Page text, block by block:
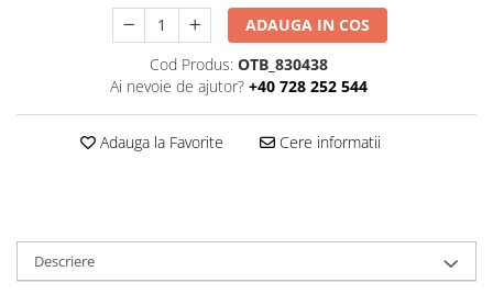
ADAUGA IN COS
Cod Produs: OTB_830438
Ai nevoie de ajutor? +40 728 252 544
Adauga la Favorite Cere informatii
Descriere